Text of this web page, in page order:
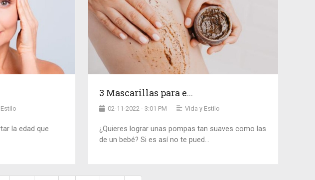
la edad que
3 Mascarillas para e...
02-11-2022 - 3:01 PM Vida y Estilo
¿Quieres lograr unas pompas tan suaves como las
de un bebé? Si es así no te pued...